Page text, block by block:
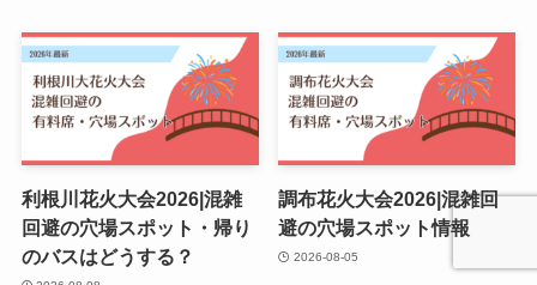
利根川花火大会2026|混雑
回避の穴場スポット・帰り
のバスはどうする？
調布花火大会2026|混雑回
避の穴場スポット情報
2026-08-05